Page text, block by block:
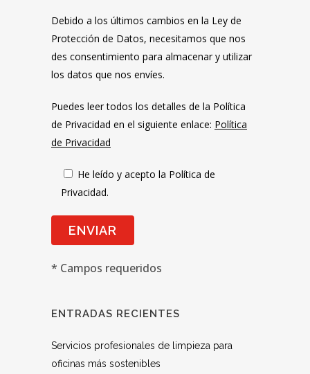
Debido a los últimos cambios en la Ley de
Protección de Datos, necesitamos que nos
des consentimiento para almacenar y utilizar
los datos que nos envíes.
Puedes leer todos los detalles de la Política
de Privacidad en el siguiente enlace: Política
de Privacidad
He leído y acepto la Política de
Privacidad.
* Campos requeridos
ENTRADAS RECIENTES
Servicios profesionales de limpieza para
oficinas más sostenibles